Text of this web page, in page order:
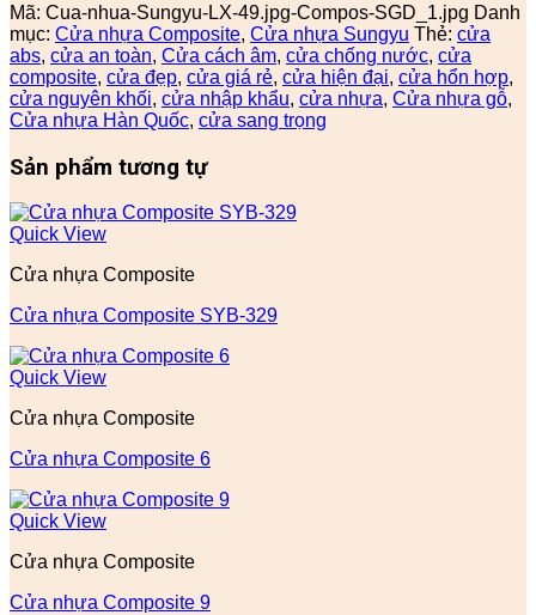
Mã: Cua-nhua-Sungyu-LX-49.jpg-Compos-SGD_1.jpg Danh
mục: Cửa nhựa Composite, Cửa nhựa Sungyu Thẻ: cửa
abs, cửa an toàn, Cửa cách âm, cửa chống nước, cửa
composite, cửa đẹp, cửa giá rẻ, cửa hiện đại, cửa hổn hợp,
cửa nguyên khối, cửa nhập khẩu, cửa nhựa, Cửa nhựa gỗ,
Cửa nhựa Hàn Quốc, cửa sang trọng
Sản phẩm tương tự
Quick View
Cửa nhựa Composite
Cửa nhựa Composite SYB-329
Quick View
Cửa nhựa Composite
Cửa nhựa Composite 6
Quick View
Cửa nhựa Composite
Cửa nhựa Composite 9